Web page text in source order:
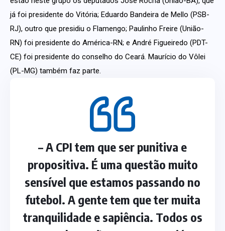
já foi presidente do Vitória; Eduardo Bandeira de Mello (PSB-
RJ), outro que presidiu o Flamengo; Paulinho Freire (União-
RN) foi presidente do América-RN; e André Figueiredo (PDT-
CE) foi presidente do conselho do Ceará. Maurício do Vôlei
(PL-MG) também faz parte.
– A CPI tem que ser punitiva e
propositiva. É uma questão muito
sensível que estamos passando no
futebol. A gente tem que ter muita
tranquilidade e sapiência. Todos os